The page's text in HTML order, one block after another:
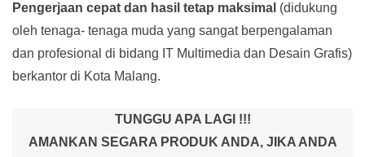
Pengerjaan cepat dan hasil tetap maksimal (didukung
oleh tenaga- tenaga muda yang sangat berpengalaman
dan profesional di bidang IT Multimedia dan Desain Grafis)
berkantor di Kota Malang.
TUNGGU APA LAGI !!!
AMANKAN SEGARA PRODUK ANDA, JIKA ANDA